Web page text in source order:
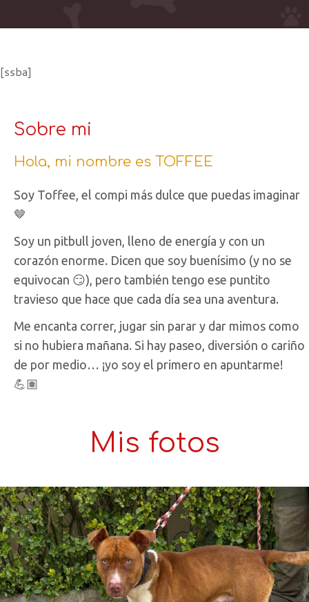
[ssba]
Sobre mi
Hola, mi nombre es TOFFEE
Soy Toffee, el compi más dulce que puedas imaginar
🤎
Soy un pitbull joven, lleno de energía y con un
corazón enorme. Dicen que soy buenísimo (y no se
equivocan 😏), pero también tengo ese puntito
travieso que hace que cada día sea una aventura.
Me encanta correr, jugar sin parar y dar mimos como
si no hubiera mañana. Si hay paseo, diversión o cariño
de por medio… ¡yo soy el primero en apuntarme!
💪🏽
Mis fotos